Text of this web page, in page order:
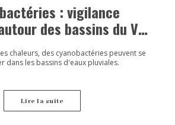
: vigilance
des bassins du Val
d’Europe
chaleurs, des cyanobactéries peuvent se
dans les bassins d'eaux pluviales.
Lire la suite